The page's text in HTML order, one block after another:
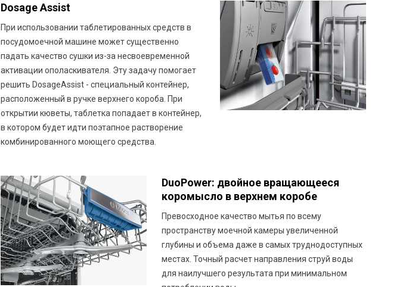
Dosage Assist
При использовании таблетированных средств в
посудомоечной машине может существенно
падать качество сушки из-за несвоевременной
активации ополаскивателя. Эту задачу помогает
решить DosageAssist - специальный контейнер,
расположенный в ручке верхнего короба. При
открытии кюветы, таблетка попадает в контейнер,
в котором будет идти поэтапное растворение
комбинированного моющего средства.
DuoPower: двойное вращающееся
коромысло в верхнем коробе
Превосходное качество мытья по всему
пространству моечной камеры увеличенной
глубины и объема даже в самых труднодоступных
местах. Точный расчет направления струй воды
для наилучшего результата при минимальном